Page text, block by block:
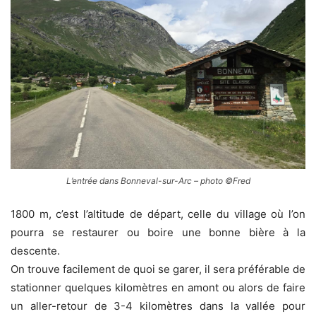
L’entrée dans Bonneval-sur-Arc – photo ©Fred
1800 m, c’est l’altitude de départ, celle du village où l’on
pourra se restaurer ou boire une bonne bière à la
descente.
On trouve facilement de quoi se garer, il sera préférable de
stationner quelques kilomètres en amont ou alors de faire
un aller-retour de 3-4 kilomètres dans la vallée pour